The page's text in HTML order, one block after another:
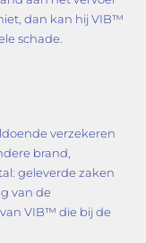
dan kan hij VIB™
schade.
verzekeren
brand,
geleverde zaken
van de
VIB™ die bij de